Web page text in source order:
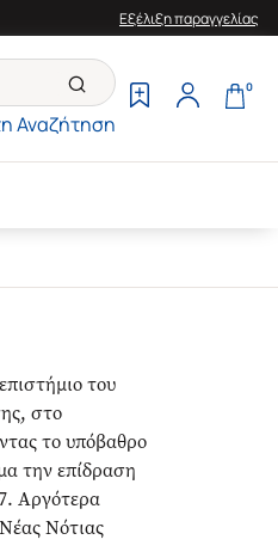
Εξέλιξη παραγγελίας
Αναζήτηση
0
του
στο
το υπόβαθρο
την επίδραση
Αργότερα
Νότιας